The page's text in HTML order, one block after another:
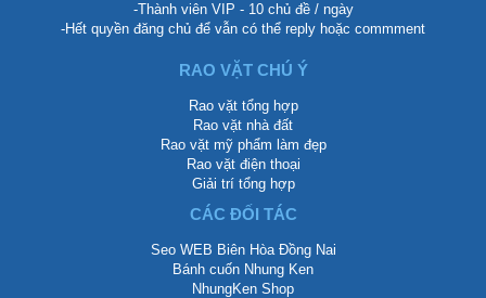
-Thành viên VIP - 10 chủ đề / ngày
-Hết quyền đăng chủ để vẫn có thể reply hoặc commment
RAO VẶT CHÚ Ý
Rao vặt tổng hợp
Rao vặt nhà đất
Rao vặt mỹ phẩm làm đẹp
Rao vặt điện thoại
Giải trí tổng hợp
CÁC ĐỐI TÁC
Seo WEB Biên Hòa Đồng Nai
Bánh cuốn Nhung Ken
NhungKen Shop